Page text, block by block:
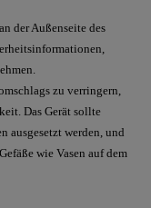
der Außenseite des
zu verringern,
Das Gerät sollte
ausgesetzt werden, und
wie Vasen auf dem